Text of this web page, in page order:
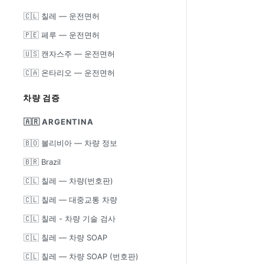
🇨🇱 칠레 — 운전면허
🇵🇪 페루 — 운전면허
🇺🇸 캔자스주 — 운전면허
🇨🇦 온타리오 — 운전면허
차량 검증
🇦🇷 ARGENTINA
🇧🇴 볼리비아 — 차량 정보
🇧🇷 Brazil
🇨🇱 칠레 — 차량(번호판)
🇨🇱 칠레 — 대중교통 차량
🇨🇱 칠레 - 차량 기술 검사
🇨🇱 칠레 — 차량 SOAP
🇨🇱 칠레 — 차량 SOAP (번호판)